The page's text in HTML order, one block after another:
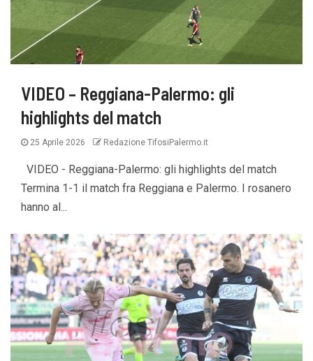
VIDEO – Reggiana-Palermo: gli
highlights del match
25 Aprile 2026 Redazione TifosiPalermo.it
VIDEO - Reggiana-Palermo: gli highlights del match
Termina 1-1 il match fra Reggiana e Palermo. I rosanero
hanno al...